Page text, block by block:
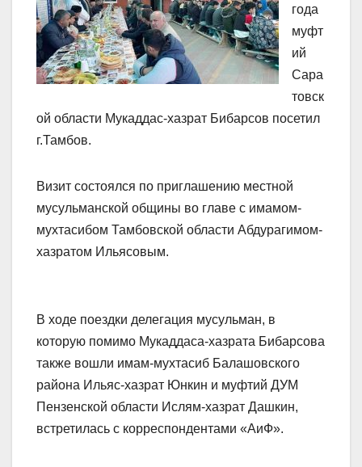
года
муфт
ий
Сара
товск
ой области Мукаддас-хазрат Бибарсов посетил
г.Тамбов.
Визит состоялся по приглашению местной
мусульманской общины во главе с имамом-
мухтасибом Тамбовской области Абдурагимом-
хазратом Ильясовым.
В ходе поездки делегация мусульман, в
которую помимо Мукаддаса-хазрата Бибарсова
также вошли имам-мухтасиб Балашовского
района Ильяс-хазрат Юнкин и муфтий ДУМ
Пензенской области Ислям-хазрат Дашкин,
встретилась с корреспондентами «АиФ».